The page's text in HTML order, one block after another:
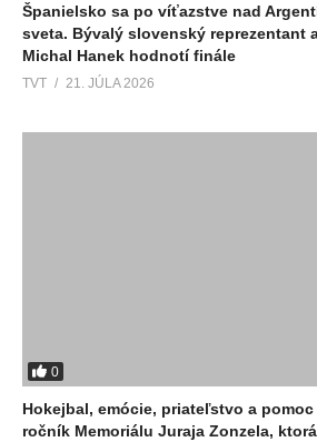
Španielsko sa po víťazstve nad
sveta. Bývalý slovenský reprezentant
Michal Hanek hodnotí finále
TVT 21. JÚLA 2026
0
Hokejbal, emócie, priateľstvo a
ročník Memoriálu Juraja Zonzela,